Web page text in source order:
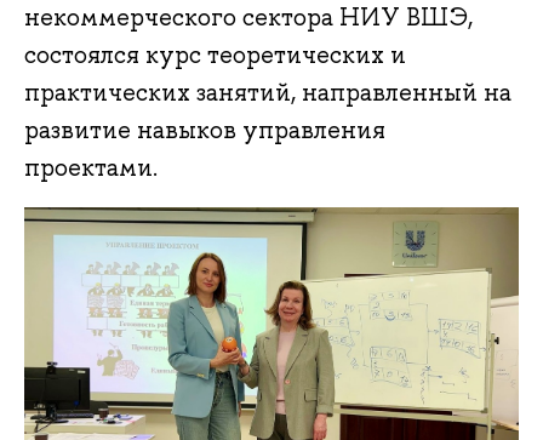
некоммерческого сектора НИУ ВШЭ,
состоялся курс теоретических и
практических занятий, направленный на
развитие навыков управления
проектами.